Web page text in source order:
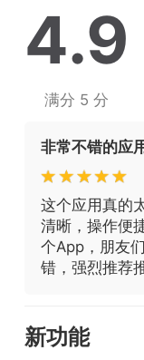
4.9
满分 5 分
非常不错的应
这个应用真的
清晰，操作便
个App，朋友
错，强烈推荐
新功能